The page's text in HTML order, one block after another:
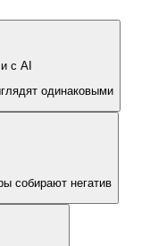
с AI
одинаковыми
собирают негатив